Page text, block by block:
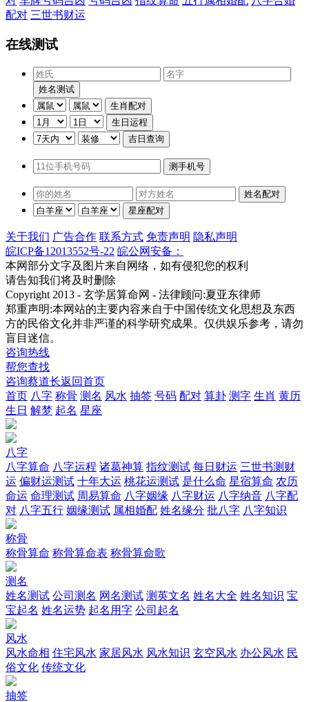
配对 三世书财运
在线测试
关于我们 广告合作 联系方式 免责声明 隐私声明
皖ICP备12013552号-22 皖公网安备：
本网部分文字及图片来自网络，如有侵犯您的权利
请告知我们将及时删除
Copyright 2013 - 玄学居算命网 - 法律顾问:夏亚东律师
郑重声明:本网站的主要内容来自于中国传统文化思想及东西
方的民俗文化并非严谨的科学研究成果。仅供娱乐参考，请勿
盲目迷信。
咨询热线
帮您查找
咨询蔡道长返回首页
首页 八字 称骨 测名 风水 抽签 号码 配对 算卦 测字 生肖 黄历
生日 解梦 起名 星座
八字
八字算命 八字运程 诸葛神算 指纹测试 每日财运 三世书测财
运 偏财运测试 十年大运 桃花运测试 是什么命 星宿算命 农历
命运 命理测试 周易算命 八字姻缘 八字财运 八字纳音 八字配
对 八字五行 姻缘测试 属相婚配 姓名缘分 批八字 八字知识
称骨
称骨算命 称骨算命表 称骨算命歌
测名
姓名测试 公司测名 网名测试 测英文名 姓名大全 姓名知识 宝
宝起名 姓名运势 起名用字 公司起名
风水
风水命相 住宅风水 家居风水 风水知识 玄空风水 办公风水 民
俗文化 传统文化
抽签